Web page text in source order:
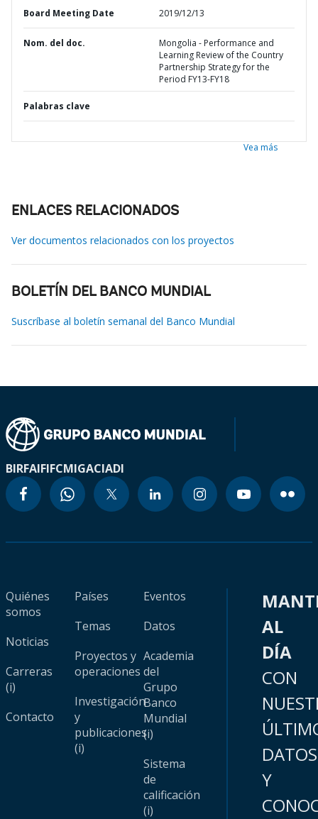
Board Meeting Date 2019/12/13
Nom. del doc.
Mongolia - Performance and
Learning Review of the Country
Partnership Strategy for the
Period FY13-FY18
Palabras clave
Vea más
ENLACES RELACIONADOS
Ver documentos relacionados con los proyectos
BOLETÍN DEL BANCO MUNDIAL
Suscríbase al boletín semanal del Banco Mundial
BIRFAIFIFCMIGACIADI
Quiénes
somos
Noticias
Carreras
(i)
Contacto
Países
Temas
Proyectos y
operaciones
Investigación
y
publicaciones
(i)
Eventos
Datos
Academia
del
Grupo
Banco
Mundial
(i)
Sistema
de
calificación
(i)
AL
DÍA
CON
DATOS
Y